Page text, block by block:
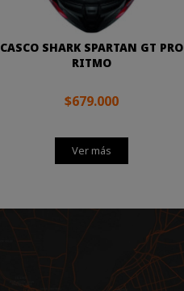
CASCO SHARK SPARTAN GT PRO
RITMO
$679.000
Ver más